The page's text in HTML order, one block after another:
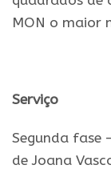
MON o maior
Serviço
Segunda fase
de Joana